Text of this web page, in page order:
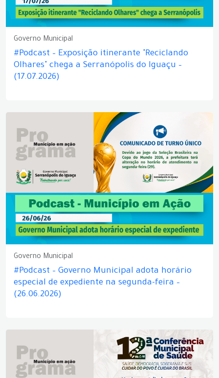
Governo Municipal
#Podcast – Exposição itinerante "Reciclando
Olhares" chega a Serranópolis do Iguaçu –
(17.07.2026)
Governo Municipal
#Podcast – Governo Municipal adota horário
especial de expediente na segunda-feira –
(26.06.2026)